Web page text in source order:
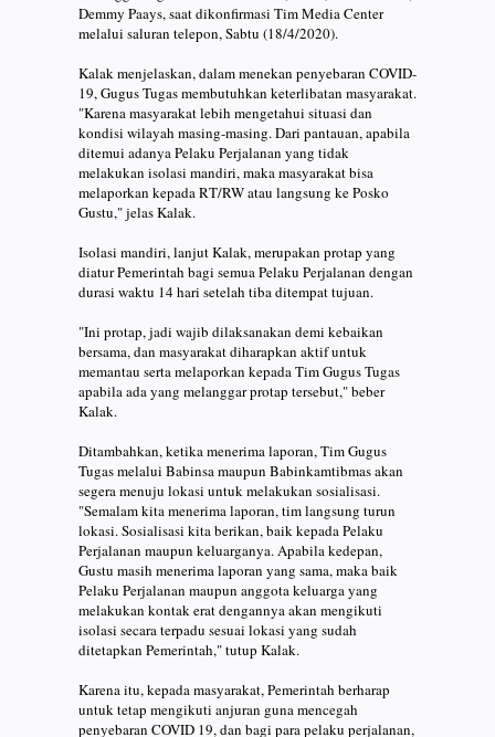
Demmy Paays, saat dikonfirmasi Tim Media Center
melalui saluran telepon, Sabtu (18/4/2020).
Kalak menjelaskan, dalam menekan penyebaran COVID-
19, Gugus Tugas membutuhkan keterlibatan masyarakat.
"Karena masyarakat lebih mengetahui situasi dan
kondisi wilayah masing-masing. Dari pantauan, apabila
ditemui adanya Pelaku Perjalanan yang tidak
melakukan isolasi mandiri, maka masyarakat bisa
melaporkan kepada RT/RW atau langsung ke Posko
Gustu," jelas Kalak.
Isolasi mandiri, lanjut Kalak, merupakan protap yang
diatur Pemerintah bagi semua Pelaku Perjalanan dengan
durasi waktu 14 hari setelah tiba ditempat tujuan.
"Ini protap, jadi wajib dilaksanakan demi kebaikan
bersama, dan masyarakat diharapkan aktif untuk
memantau serta melaporkan kepada Tim Gugus Tugas
apabila ada yang melanggar protap tersebut," beber
Kalak.
Ditambahkan, ketika menerima laporan, Tim Gugus
Tugas melalui Babinsa maupun Babinkamtibmas akan
segera menuju lokasi untuk melakukan sosialisasi.
"Semalam kita menerima laporan, tim langsung turun
lokasi. Sosialisasi kita berikan, baik kepada Pelaku
Perjalanan maupun keluarganya. Apabila kedepan,
Gustu masih menerima laporan yang sama, maka baik
Pelaku Perjalanan maupun anggota keluarga yang
melakukan kontak erat dengannya akan mengikuti
isolasi secara terpadu sesuai lokasi yang sudah
ditetapkan Pemerintah," tutup Kalak.
Karena itu, kepada masyarakat, Pemerintah berharap
untuk tetap mengikuti anjuran guna mencegah
penyebaran COVID 19, dan bagi para pelaku perjalanan,